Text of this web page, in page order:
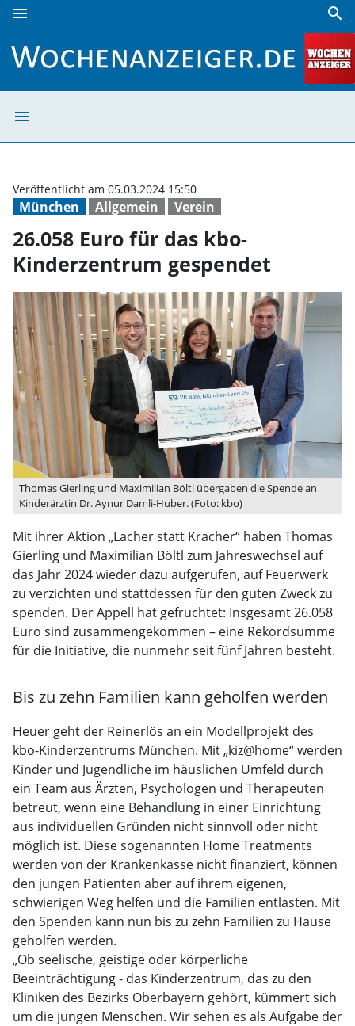
menu search
menu
München Allgemein Verein
Veröffentlicht am 05.03.2024 15:50
26.058 Euro für das kbo-
Kinderzentrum gespendet
Thomas Gierling und Maximilian Böltl übergaben die Spende an
Kinderärztin Dr. Aynur Damli-Huber. (Foto: kbo)
Mit ihrer Aktion „Lacher statt Kracher“ haben Thomas
Gierling und Maximilian Böltl zum Jahreswechsel auf
das Jahr 2024 wieder dazu aufgerufen, auf Feuerwerk
zu verzichten und stattdessen für den guten Zweck zu
spenden. Der Appell hat gefruchtet: Insgesamt 26.058
Euro sind zusammengekommen – eine Rekordsumme
für die Initiative, die nunmehr seit fünf Jahren besteht.
Bis zu zehn Familien kann geholfen werden
Heuer geht der Reinerlös an ein Modellprojekt des
kbo-Kinderzentrums München. Mit „kiz@home“ werden
Kinder und Jugendliche im häuslichen Umfeld durch
ein Team aus Ärzten, Psychologen und Therapeuten
betreut, wenn eine Behandlung in einer Einrichtung
aus individuellen Gründen nicht sinnvoll oder nicht
möglich ist. Diese sogenannten Home Treatments
werden von der Krankenkasse nicht finanziert, können
den jungen Patienten aber auf ihrem eigenen,
schwierigen Weg helfen und die Familien entlasten. Mit
den Spenden kann nun bis zu zehn Familien zu Hause
geholfen werden.
„Ob seelische, geistige oder körperliche
Beeinträchtigung - das Kinderzentrum, das zu den
Kliniken des Bezirks Oberbayern gehört, kümmert sich
um die jungen Menschen. Wir sehen es als Aufgabe der